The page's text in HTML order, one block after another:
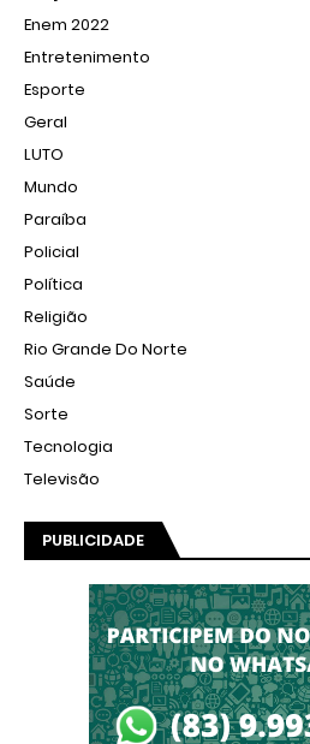
Enem 2022
Entretenimento
Esporte
Geral
LUTO
Mundo
Paraíba
Policial
Política
Religião
Rio Grande Do Norte
Saúde
Sorte
Tecnologia
Televisão
PUBLICIDADE